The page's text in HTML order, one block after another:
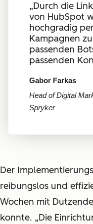
„Durch die
von HubSpot
hochgradig
Kampagnen
passenden
passenden
Gabor Farkas
Head of Digital
Spryker
Der
reibungslos und
Wochen mit
konnte. „Die